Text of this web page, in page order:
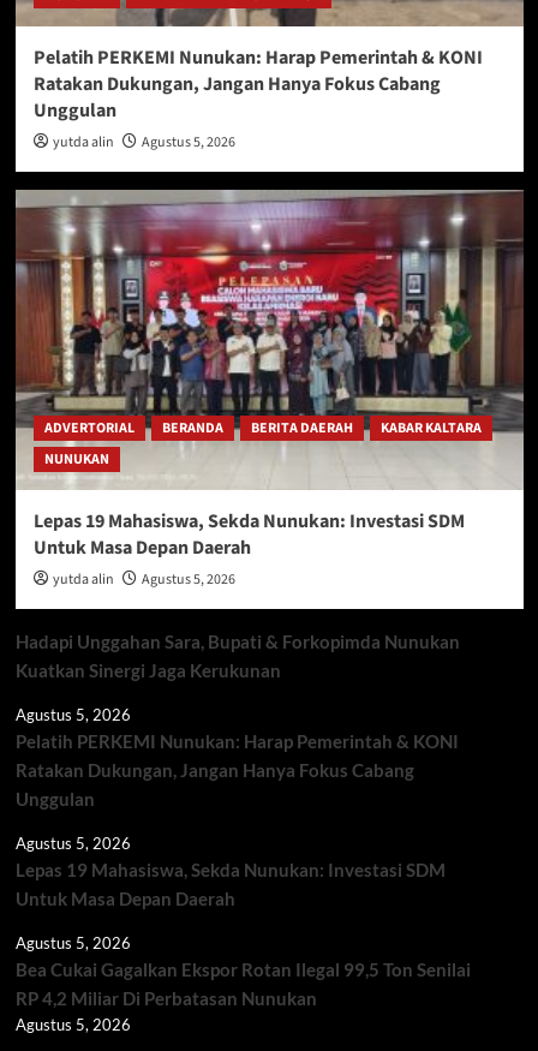
Pelatih PERKEMI Nunukan: Harap Pemerintah & KONI
Ratakan Dukungan, Jangan Hanya Fokus Cabang
Unggulan
yutda alin Agustus 5, 2026
ADVERTORIAL BERANDA BERITA DAERAH
KABAR KALTARA
NUNUKAN
Lepas 19 Mahasiswa, Sekda Nunukan: Investasi SDM
Untuk Masa Depan Daerah
yutda alin Agustus 5, 2026
Hadapi Unggahan Sara, Bupati & Forkopimda Nunukan
Kuatkan Sinergi Jaga Kerukunan
Agustus 5, 2026
Pelatih PERKEMI Nunukan: Harap Pemerintah & KONI
Ratakan Dukungan, Jangan Hanya Fokus Cabang
Unggulan
Agustus 5, 2026
Lepas 19 Mahasiswa, Sekda Nunukan: Investasi SDM
Untuk Masa Depan Daerah
Agustus 5, 2026
Bea Cukai Gagalkan Ekspor Rotan Ilegal 99,5 Ton Senilai
RP 4,2 Miliar Di Perbatasan Nunukan
Agustus 5, 2026